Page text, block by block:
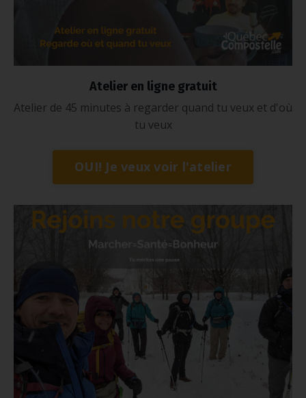
Atelier en ligne gratuit
Atelier de 45 minutes à regarder quand tu veux et d'où
tu veux
OUI! Je veux voir l'atelier